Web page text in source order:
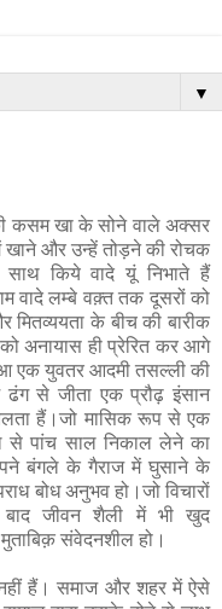
▼
कसम खा के सोने वाले अक्सर
और उन्हें तोड़ने की रोचक
किये वादे यूं निभाते हैं
वादे लम्बे वक़्त तक दूसरों को
के बीच की बारीक
अनायास ही प्रेरित कर आगे
एक युवतर आदमी तसल्ली की
से जीता एक प्रौढ़ इंसान
हैं।जो मासिक रूप से एक
से पांच साल निकाल लेने का
बंगले के गैराज में घुसाने के
बोध अनुभव हो।जो विचारों
जीवन शैली में भी खुद
संवेदनशील हो।
हैं। समाज और शहर में ऐसे